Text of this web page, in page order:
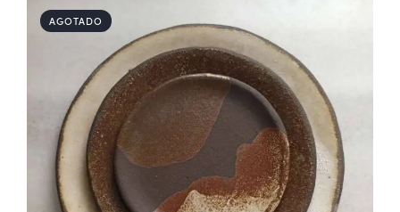
AGOTADO